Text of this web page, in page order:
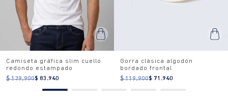
Camiseta gráfica slim cuello
redondo estampado
$ 139.900$ 83.940
Gorra clásica algodón
bordado frontal
$ 119.900$ 71.940